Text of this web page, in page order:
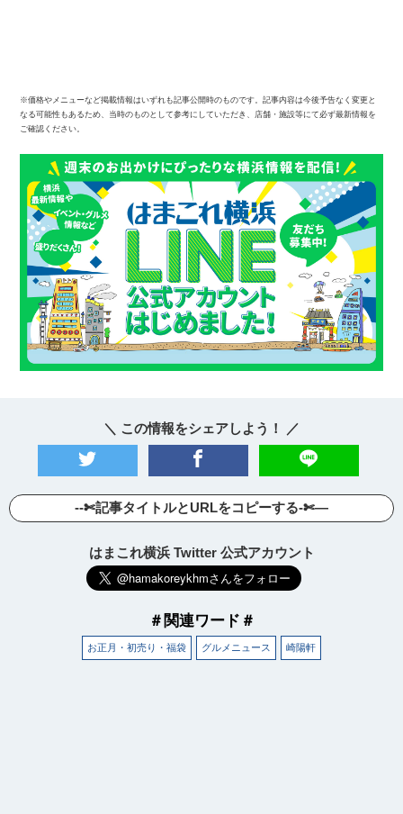
※価格やメニューなど掲載情報はいずれも記事公開時のものです。記事内容は今後予告なく変更と
なる可能性もあるため、当時のものとして参考にしていただき、店舗・施設等にて必ず最新情報を
ご確認ください。
＼ この情報をシェアしよう！ ／
--✄記事タイトルとURLをコピーする-✄—
はまこれ横浜 Twitter 公式アカウント
＃関連ワード＃
お正月・初売り・福袋 グルメニュース 崎陽軒